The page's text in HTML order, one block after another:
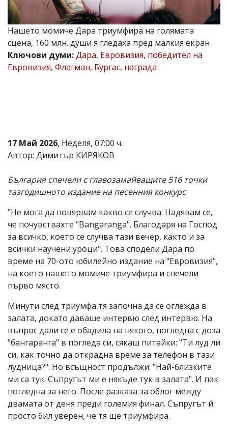
Главен
редактор:
Иван
Колев,
email:
office@flagman.bg
Коментарите
редакцията
не
за
тях!
Ако
откриете
обиден
за
вас
моля
сигнализирайте
ни!
Нашето момиче Дара триумфира на голямата
сцена, 160 млн. души я гледаха пред малкия екран
Ключови думи:Дара, Евровизия, победител на
Евровизия, Флагман, Бургас, награда
17 Май 2026, Неделя, 07:00 ч.
Автор: Димитър КИРЯКОВ
България спечели с главозамайващите 516 точки
тазгодишното издание на песенния конкурс
"Не мога да повярвам какво се случва. Надявам се,
че почувствахте "Bangaranga". Благодаря на Господ
за всичко, което се случва тази вечер, както и за
всички научени уроци". Това сподели Дара по
време на 70-ото юбилейно издание на "Евровизия",
на което нашето момиче триумфира и спечели
първо място.
Минути след триумфа тя започна да се оглежда в
залата, докато даваше интервю след интервю. На
въпрос дали се е обадила на някого, погледна с доза
"бангаранга" в погледа си, сякаш питайки: "Ти луд ли
си, как точно да открадна време за телефон в тази
лудница?". Но всъщност продължи: "Най-близките
ми са тук. Съпругът ми е някъде тук в залата". И пак
погледна за него. После разказа за облог между
двамата от деня преди големия финал. Съпругът й
просто бил уверен, че тя ще триумфира.